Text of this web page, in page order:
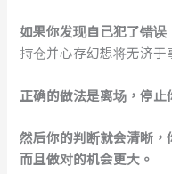
如果你发现自己犯了错误
持仓并心存幻想将无济于
正确的做法是离场，停止
然后你的判断就会清晰，
而且做对的机会更大。